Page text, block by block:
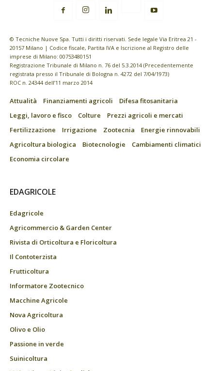
© Tecniche Nuove Spa. Tutti i diritti riservati. Sede legale Via Eritrea 21 -
20157 Milano | Codice fiscale, Partita IVA e Iscrizione al Registro delle
imprese di Milano: 00753480151
Registrazione Tribunale di Milano n. 76 del 5.3.2014 (Precedentemente
registrata presso il Tribunale di Bologna n. 4272 del 7/04/1973)
ROC n. 24344 dell’11 marzo 2014
Attualità Finanziamenti agricoli
Difesa fitosanitaria
Leggi, lavoro e fisco
Colture
Prezzi agricoli e mercati
Fertilizzazione
Irrigazione Zootecnia
Energie rinnovabili
Agricoltura biologica
Biotecnologie
Cambiamenti climatici
Economia circolare
EDAGRICOLE
Edagricole
Agricommercio & Garden Center
Rivista di Orticoltura e Floricoltura
Il Contoterzista
Frutticoltura
Informatore Zootecnico
Macchine Agricole
Nova Agricoltura
Olivo e Olio
Passione in verde
Suinicoltura